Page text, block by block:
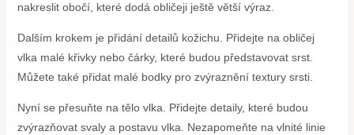
nakreslit obočí, které dodá obličeji ještě větší výraz.
Dalším krokem je přidání detailů kožichu. Přidejte na obličej
vlka malé křivky nebo čárky, které budou představovat srst.
Můžete také přidat malé bodky pro zvýraznění textury srsti.
Nyní se přesuňte na tělo vlka. Přidejte detaily, které budou
zvýrazňovat svaly a postavu vlka. Nezapomeňte na vlnité linie